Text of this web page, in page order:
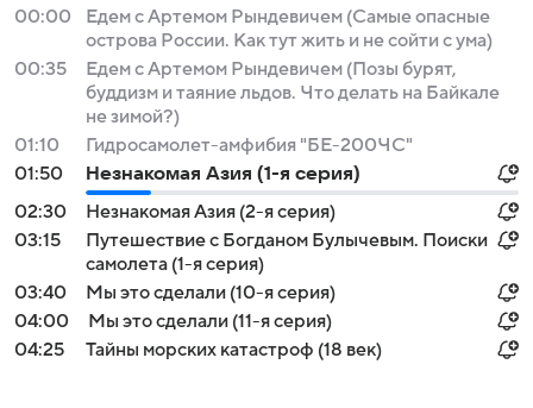
00:00
Едем с Артемом Рындевичем (Самые опасные
острова России. Как тут жить и не сойти с ума)
00:35
Едем с Артемом Рындевичем (Позы бурят,
буддизм и таяние льдов. Что делать на Байкале
не зимой?)
01:10
Гидросамолет-амфибия "БЕ-200ЧС"
01:50
Незнакомая Азия (1-я серия)
02:30
Незнакомая Азия (2-я серия)
03:15
Путешествие с Богданом Булычевым. Поиски
самолета (1-я серия)
03:40
Мы это сделали (10-я серия)
04:00
Мы это сделали (11-я серия)
04:25
Тайны морских катастроф (18 век)